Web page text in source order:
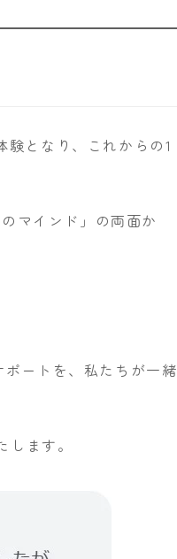
となり、これからの1
マインド」の両面か
ートを、私たちが一緒
ます。